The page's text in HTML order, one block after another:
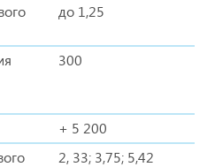
до 1,25
300
+ 5 200
2, 33; 3,75; 5,42